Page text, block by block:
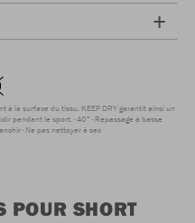
la surface du tissu. KEEP DRY garantit ainsi un
pendant le sport. 40° Repassage à basse
Ne pas nettoyer à sec
POUR SHORT